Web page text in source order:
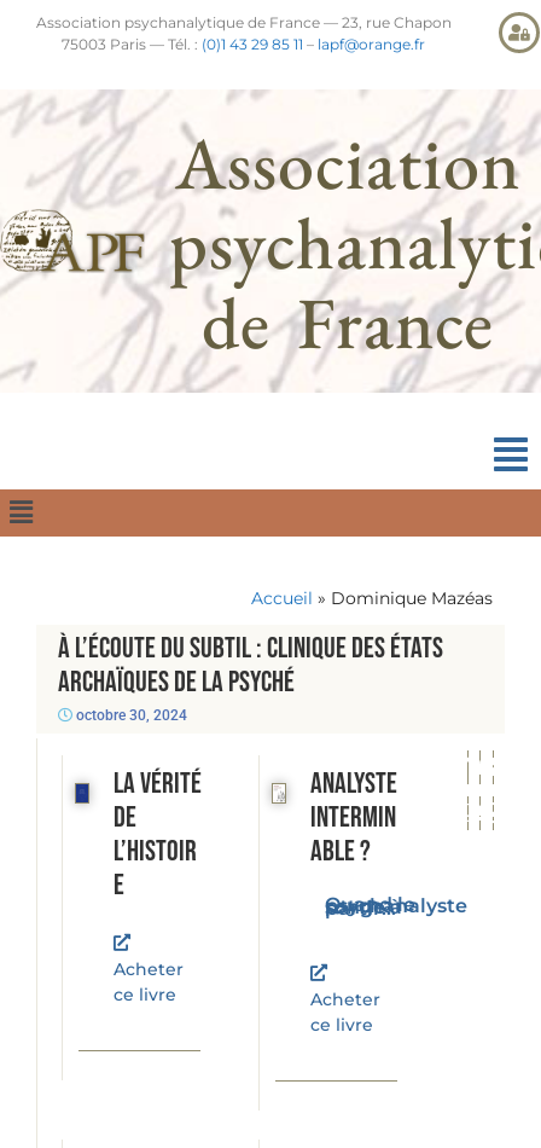
Association psychanalytique de France — 23, rue Chapon
75003 Paris — Tél. : (0)1 43 29 85 11 – lapf@orange.fr
Association
de France
Accueil » Dominique Mazéas
À l’écoute du subtil : Clinique des états
archaïques de la psyché
octobre 30, 2024
La vérité
de
l’histoir
e
Acheter
ce livre
Analyste
intermin
able ?
Quand le psychanalyste songe à partir...
Acheter
ce livre